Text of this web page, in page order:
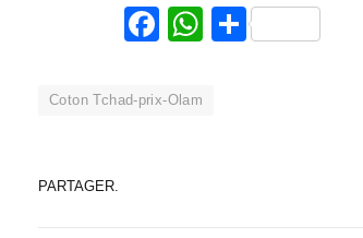
Facebook
WhatsApp
Partager
Coton Tchad-prix-Olam
PARTAGER.